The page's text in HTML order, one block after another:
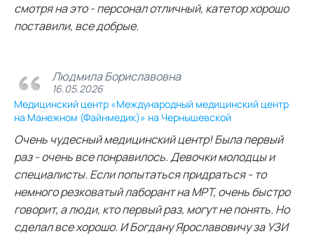
смотря на это - персонал отличный, катетор хорошо
поставили, все добрые.
Людмила Бориславовна
16.05.2026
Медицинский центр «Международный медицинский центр
на Манежном (Файнмедик)» на Чернышевской
Очень чудесный медицинский центр! Была первый
раз - очень все понравилось. Девочки молодцы и
специалисты. Если попытаться придраться - то
немного резковатый лаборант на МРТ, очень быстро
говорит, а люди, кто первый раз, могут не понять. Но
сделал все хорошо. И Богдану Ярославовичу за УЗИ